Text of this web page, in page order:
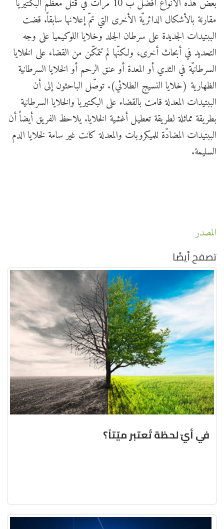
مقارنة بالأشكال الدائريّة الأخرى التي تمّ إعلانها سابقاً. قضت
الببتيدات الجديدة على سرطان الجلد وخلايا اللوكيميا على وجه
التحديد في أبحاث أخرى، ولكنّها لم تتمكّن من القضاء على الخلايا
السرطانيّة في الثدي أو المعدة أو عنق الرحم أو الخلايا السرطانية
الظهارية (خلايا النسيج الطلائي). توصّل الباحثون إلى أن
الببتيدات المعدلة قامت بالقضاء على البكتيريا والخلايا السرطانية
بطريقة مماثلة لطريقة تعطيل أغشية الخلايا. يلاحظ الفريق أيضاً أن
الببتيدات المضادّة للميكروبات والمعدلة كانت غير سامة لخلايا الدم
السليمة.
المصدر
تصفح أيضًا
في أيّ لحظة تُعتبر ميّتاً؟